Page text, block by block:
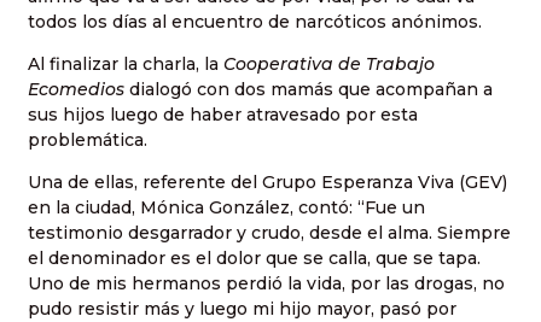
todos los días al encuentro de narcóticos anónimos.
Al finalizar la charla, la Cooperativa de Trabajo
Ecomedios dialogó con dos mamás que acompañan a
sus hijos luego de haber atravesado por esta
problemática.
Una de ellas, referente del Grupo Esperanza Viva (GEV)
en la ciudad, Mónica González, contó: “Fue un
testimonio desgarrador y crudo, desde el alma. Siempre
el denominador es el dolor que se calla, que se tapa.
Uno de mis hermanos perdió la vida, por las drogas, no
pudo resistir más y luego mi hijo mayor, pasó por